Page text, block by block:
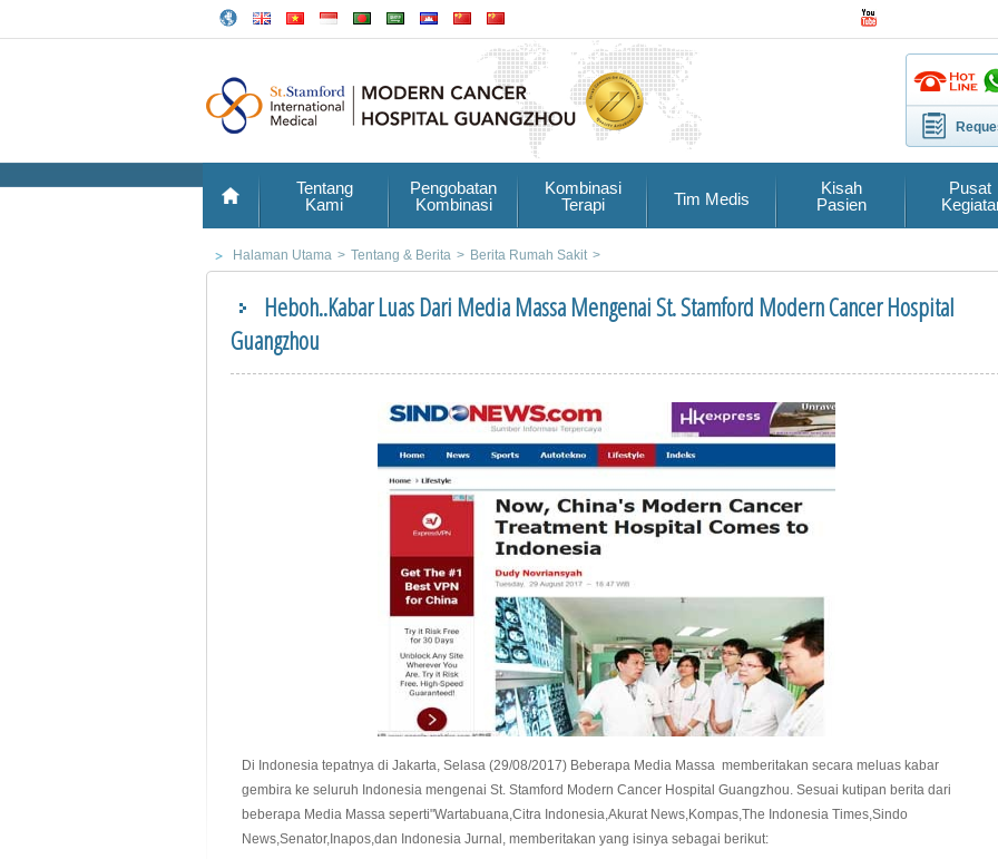
Tentang
Kami
Pengobatan
Kombinasi
Kombinasi
Terapi
Tim Medis
Kisah
Pasien
Pusat
Halaman Utama > Tentang & Berita > Berita Rumah Sakit >
Heboh..Kabar Luas Dari Media Massa Mengenai St. Stamford Modern Cancer Hospital
Guangzhou
Di Indonesia tepatnya di Jakarta, Selasa (29/08/2017) Beberapa Media Massa memberitakan secara meluas kabar
gembira ke seluruh Indonesia mengenai St. Stamford Modern Cancer Hospital Guangzhou. Sesuai kutipan berita dari
beberapa Media Massa seperti"Wartabuana,Citra Indonesia,Akurat News,Kompas,The Indonesia Times,Sindo
News,Senator,Inapos,dan Indonesia Jurnal, memberitakan yang isinya sebagai berikut: